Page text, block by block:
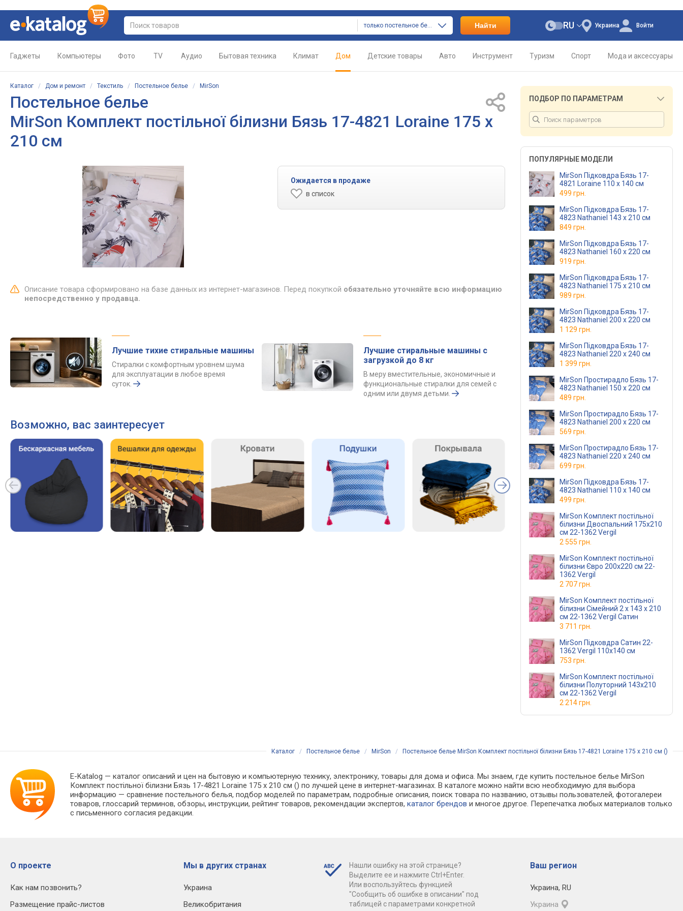
только постельное белье Найти Украина
RU Войти
Гаджеты Компьютеры Фото TV Аудио Бытовая техника Климат Дом Детские товары Авто Инструмент Туризм Спорт Мода и аксессуары
Каталог / Дом и ремонт / Текстиль / Постельное белье / MirSon
Постельное белье
MirSon Комплект постільної білизни Бязь 17-4821 Loraine 175 x
210 см
Ожидается в продаже
в список
Описание товара сформировано на базе данных из интернет-магазинов. Перед покупкой обязательно уточняйте всю информацию
непосредственно у продавца.
Лучшие тихие стиральные машины
Стиралки с комфортным уровнем шума
для эксплуатации в любое время
суток.
Лучшие стиральные машины с
загрузкой до 8 кг
В меру вместительные, экономичные и
функциональные стиралки для семей с
одним или двумя детьми.
Возможно, вас заинтересует
ПОДБОР ПО ПАРАМЕТРАМ
ПОПУЛЯРНЫЕ МОДЕЛИ
MirSon Підковдра Бязь 17-
4821 Loraine 110 x 140 см
499 грн.
MirSon Підковдра Бязь 17-
4823 Nathaniel 143 x 210 см
849 грн.
MirSon Підковдра Бязь 17-
4823 Nathaniel 160 x 220 см
919 грн.
MirSon Підковдра Бязь 17-
4823 Nathaniel 175 x 210 см
989 грн.
MirSon Підковдра Бязь 17-
4823 Nathaniel 200 x 220 см
1 129 грн.
MirSon Підковдра Бязь 17-
4823 Nathaniel 220 x 240 см
1 399 грн.
MirSon Простирадло Бязь 17-
4823 Nathaniel 150 х 220 см
489 грн.
MirSon Простирадло Бязь 17-
4823 Nathaniel 200 х 220 см
569 грн.
MirSon Простирадло Бязь 17-
4823 Nathaniel 220 х 240 см
699 грн.
MirSon Підковдра Бязь 17-
4823 Nathaniel 110 x 140 см
499 грн.
MirSon Комплект постільної
білизни Двоспальний 175х210
см 22-1362 Vergil
2 555 грн.
MirSon Комплект постільної
білизни Євро 200х220 см 22-
1362 Vergil
2 707 грн.
MirSon Комплект постільної
білизни Сімейний 2 x 143 x 210
см 22-1362 Vergil Сатин
3 711 грн.
MirSon Підковдра Сатин 22-
1362 Vergil 110х140 см
753 грн.
MirSon Комплект постільної
білизни Полуторний 143х210
см 22-1362 Vergil
2 214 грн.
Каталог / Постельное белье / MirSon / Постельное белье MirSon Комплект постільної білизни Бязь 17-4821 Loraine 175 x 210 см ()
E-Katalog — каталог описаний и цен на бытовую и компьютерную технику, электронику, товары для дома и офиса. Мы знаем, где купить постельное белье MirSon
Комплект постільної білизни Бязь 17-4821 Loraine 175 x 210 см () по лучшей цене в интернет-магазинах. В каталоге можно найти всю необходимую для выбора
информацию — сравнение постельного белья, подбор моделей по параметрам, подробные описания, поиск товара по названию, отзывы пользователей, фотогалереи
товаров, глоссарий терминов, обзоры, инструкции, рейтинг товаров, рекомендации экспертов,каталог брендов и многое другое. Перепечатка любых материалов только
с письменного согласия редакции.
О проекте
Как нам позвонить?
Размещение прайс-листов
Мы в других странах
Украина
Великобритания
Нашли ошибку на этой странице?
Выделите ее и нажмите Ctrl+Enter.
Или воспользуйтесь функцией
"Сообщить об ошибке в описании" под
таблицей с параметрами конкретной
Ваш регион
Украина, RU
Украина